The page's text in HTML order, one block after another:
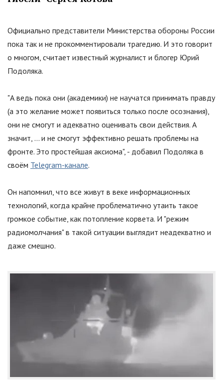
Официально представители Министерства обороны России
пока так и не прокомментировали трагедию. И это говорит
о многом, считает известный журналист и блогер Юрий
Подоляка.
"А ведь пока они (академики) не научатся принимать правду
(а это желание может появиться только после осознания),
они не смогут и адекватно оценивать свои действия. А
значит, ... и не смогут эффективно решать проблемы на
фронте. Это простейшая аксиома", - добавил Подоляка в
своём Telegram-канале.
Он напомнил, что все живут в веке информационных
технологий, когда крайне проблематично утаить такое
громкое событие, как потопление корвета. И "режим
радиомолчания" в такой ситуации выглядит неадекватно и
даже смешно.